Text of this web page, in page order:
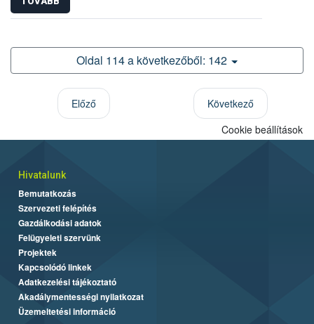
Oldal 114 a következőből: 142
Előző
Következő
Cookie beállítások
Hivatalunk
Bemutatkozás
Szervezeti felépítés
Gazdálkodási adatok
Felügyeleti szervünk
Projektek
Kapcsolódó linkek
Adatkezelési tájékoztató
Akadálymentességi nyilatkozat
Üzemeltetési információ